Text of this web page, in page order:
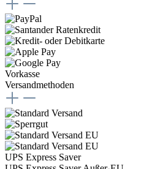
Vorkasse
Versandmethoden
UPS Express Saver